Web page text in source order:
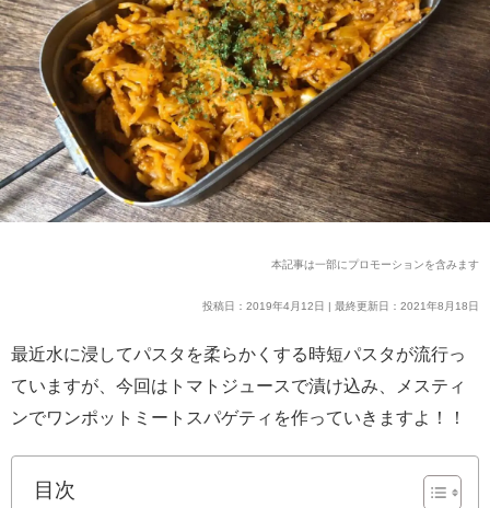
本記事は一部にプロモーションを含みます
投稿日：2019年4月12日 | 最終更新日：2021年8月18日
最近水に浸してパスタを柔らかくする時短パスタが流行っ
ていますが、今回はトマトジュースで漬け込み、メスティ
ンでワンポットミートスパゲティを作っていきますよ！！
目次